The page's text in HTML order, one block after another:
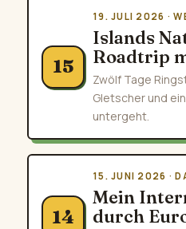
15
19. JULI 2026 ·
Islands
Roadtrip
Zwölf Tage
Gletscher und
untergeht.
14
15. JUNI 2026 ·
Mein
durch